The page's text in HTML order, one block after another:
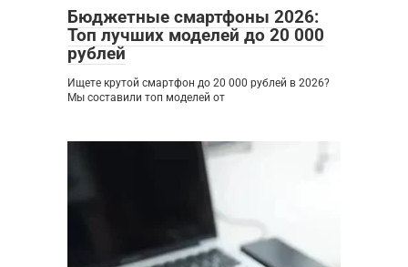
Бюджетные смартфоны 2026:
Топ лучших моделей до 20 000
рублей
Ищете крутой смартфон до 20 000 рублей в 2026?
Мы составили топ моделей от